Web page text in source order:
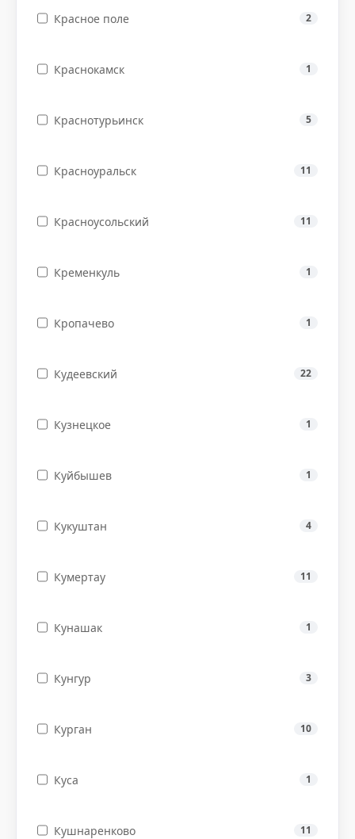
Красное поле 2
Краснокамск 1
Краснотурьинск 5
Красноуральск 11
Красноусольский 11
Кременкуль 1
Кропачево 1
Кудеевский 22
Кузнецкое 1
Куйбышев 1
Кукуштан 4
Кумертау 11
Кунашак 1
Кунгур 3
Курган 10
Куса 1
Кушнаренково 11